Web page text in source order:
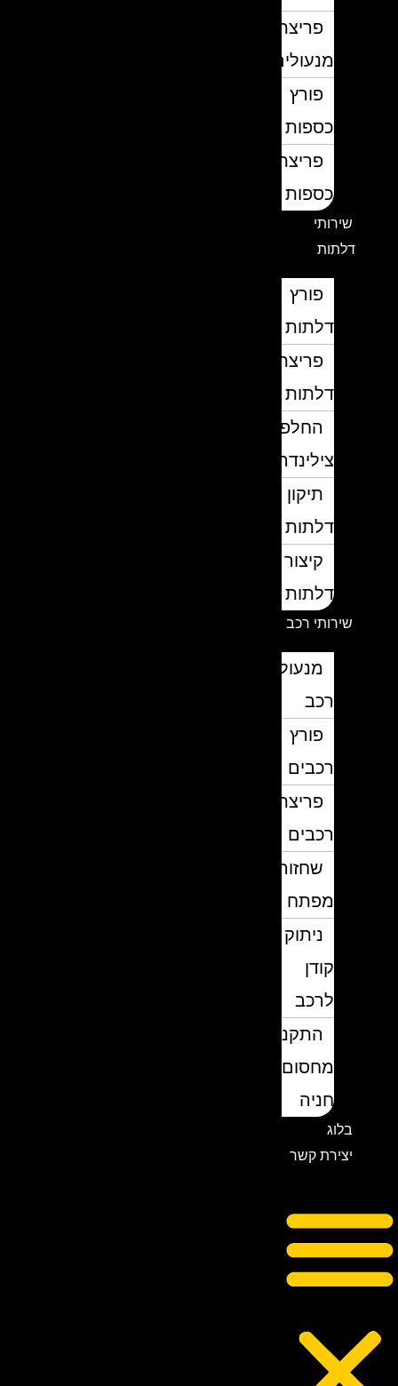
פריצת
מנעולים
פורץ
כספות
פריצת
כספות
שירותי
דלתות
פורץ
דלתות
פריצת
דלתות
החלפת
צילינדרים
תיקון
דלתות
קיצור
דלתות
שירותי רכב
מנעולן
פורץ
רכבים
פריצת
רכבים
שחזור
מפתח
ניתוק
לרכב
התקנת
מחסום
חניה
יצירת קשר